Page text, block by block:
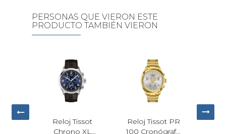
PERSONAS QUE VIERON ESTE
PRODUCTO TAMBIÉN VIERON
Reloj Tissot PR
100 Cronógrafo
Reloj Casio W-
218H-2AV
Reloj Tommy
Hilfiger Stewart